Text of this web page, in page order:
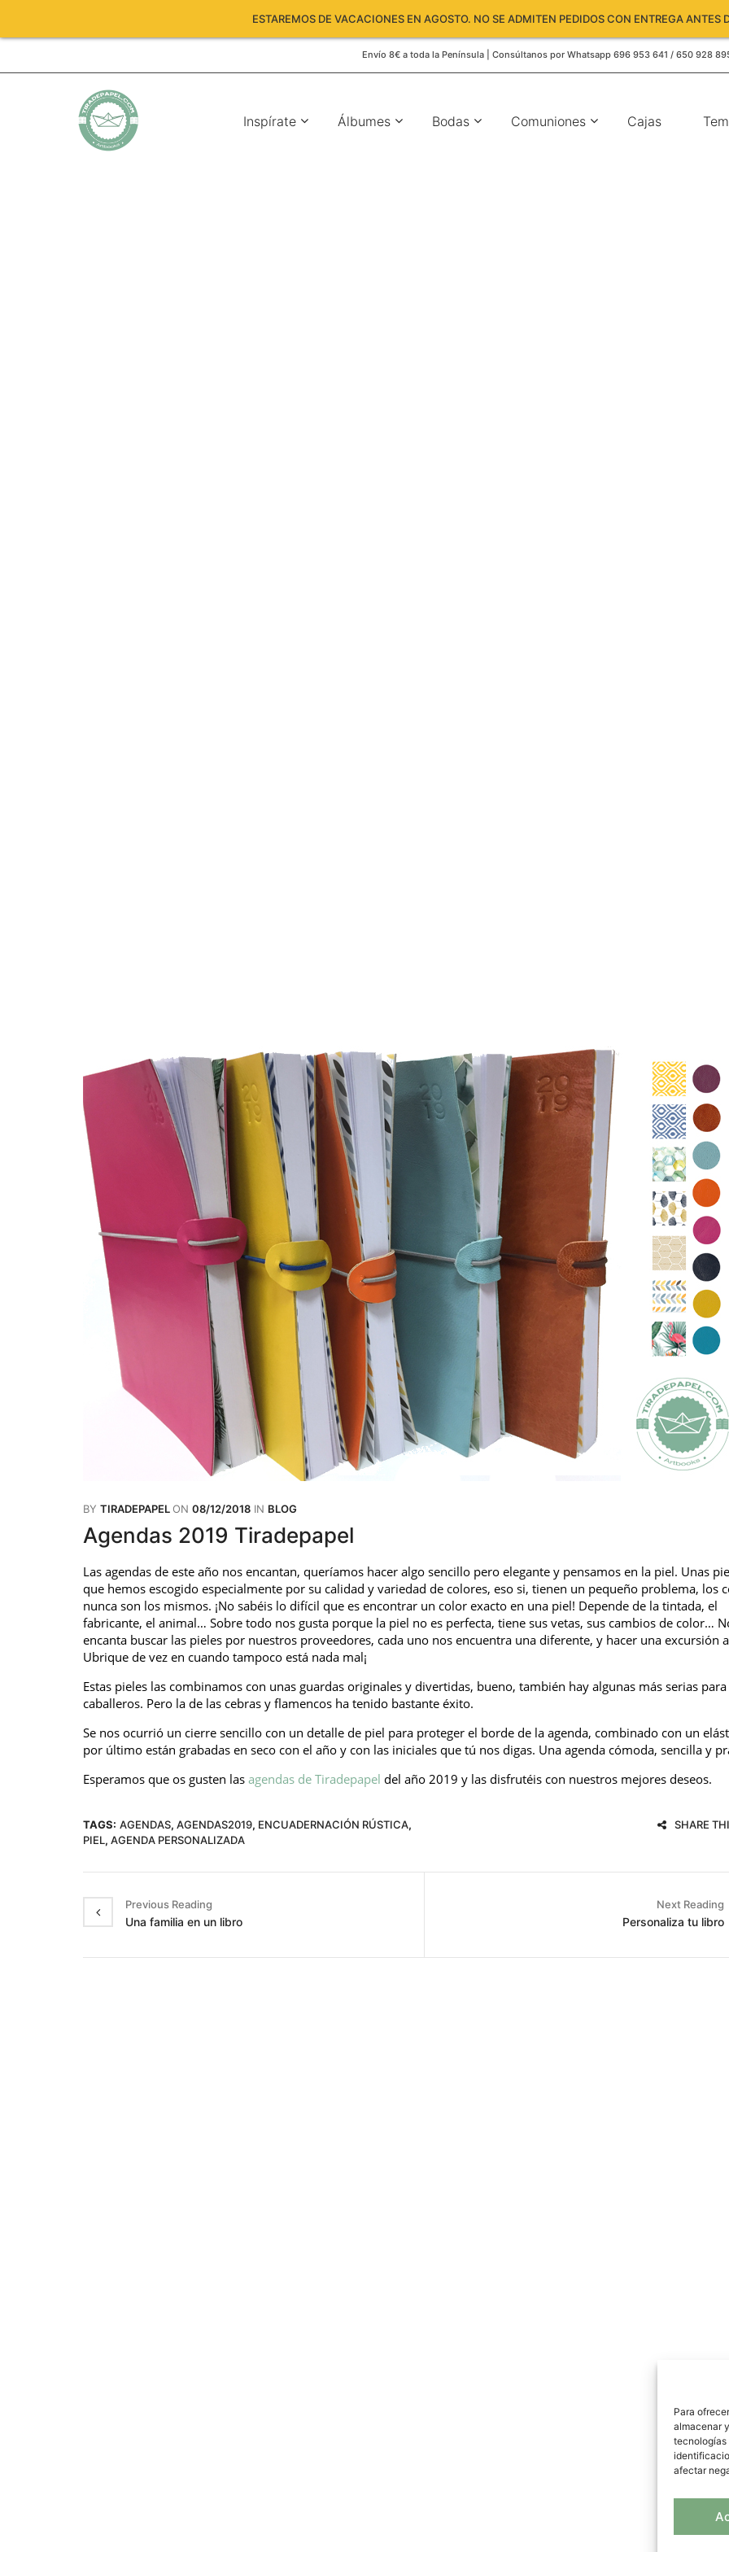
Para
almacenar
tecnologías
afectar
ESTAREMOS DE VACACIONES EN AGOSTO. NO SE ADMITEN PEDIDOS CON ENTREGA ANTES
Envío 8€ a toda la Península | Consúltanos por Whatsapp 696 953 641 / 650 928
Inspírate Álbumes Bodas Comuniones Cajas
BY TIRADEPAPELON 08/12/2018 IN BLOG
Agendas 2019 Tiradepapel
Las agendas de este año nos encantan, queríamos hacer algo sencillo pero elegante y pensamos en la piel. Unas
que hemos escogido especialmente por su calidad y variedad de colores, eso si, tienen un pequeño problema, los
nunca son los mismos. ¡No sabéis lo difícil que es encontrar un color exacto en una piel! Depende de la tintada, el
fabricante, el animal… Sobre todo nos gusta porque la piel no es perfecta, tiene sus vetas, sus cambios de color…
encanta buscar las pieles por nuestros proveedores, cada uno nos encuentra una diferente, y hacer una excursión a
Ubrique de vez en cuando tampoco está nada mal¡
Estas pieles las combinamos con unas guardas originales y divertidas, bueno, también hay algunas más serias para
caballeros. Pero la de las cebras y flamencos ha tenido bastante éxito.
Se nos ocurrió un cierre sencillo con un detalle de piel para proteger el borde de la agenda, combinado con un
por último están grabadas en seco con el año y con las iniciales que tú nos digas. Una agenda cómoda, sencilla y
Esperamos que os gusten las agendas de Tiradepapel del año 2019 y las disfrutéis con nuestros mejores deseos.
TAGS: AGENDAS, AGENDAS2019, ENCUADERNACIÓN RÚSTICA,
PIEL, AGENDA PERSONALIZADA
SHARE
Previous Reading
Una familia en un libro
Next Reading
Personaliza tu libro